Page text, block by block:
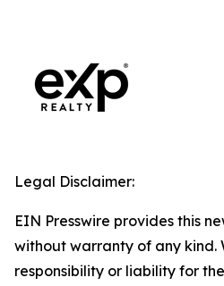
Legal Disclaimer:
EIN Presswire provides this
without warranty of any kind.
responsibility or liability for